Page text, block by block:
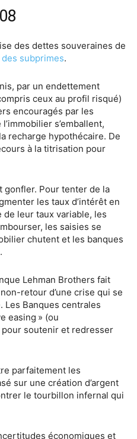
des dettes souveraines de
subprimes.
par un endettement
ceux au profil risqué)
encouragés par les
s’emballent,
recharge hypothécaire. De
à la titrisation pour
gonfler. Pour tenter de la
les taux d’intérêt en
de leur taux variable, les
les saisies se
chutent et les banques
Lehman Brothers fait
retour d’une crise qui se
Les Banques centrales
easing » (ou
soutenir et redresser
parfaitement les
sur une création d’argent
le tourbillon infernal qui
économiques et